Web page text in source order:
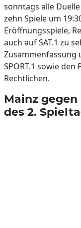
sonntags alle
zehn Spiele um
Eröffnungsspiele,
auch auf SAT.1 zu
Zusammenfassung
SPORT.1 sowie
Rechtlichen.
Mainz
des 2.